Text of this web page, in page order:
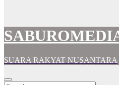
SUARA RAKYAT NUSANTARA